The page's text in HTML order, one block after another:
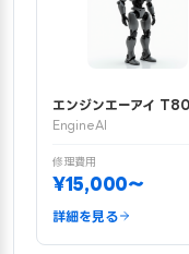
エンジンエーアイ
EngineAI
修理費用
¥15,000〜
詳細を見る